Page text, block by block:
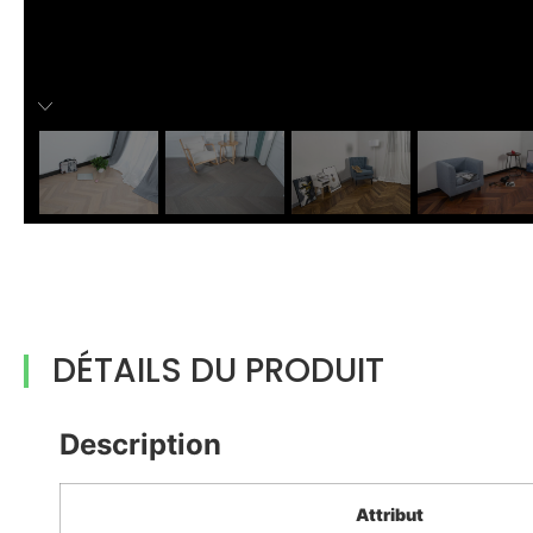
DÉTAILS DU PRODUIT
Description
Attribut